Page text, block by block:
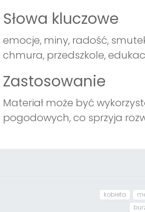
Słowa kluczowe
emocje, miny, radość,
chmura, przedszkole,
Zastosowanie
Materiał może być
pogodowych, co sprzyja
kobieta